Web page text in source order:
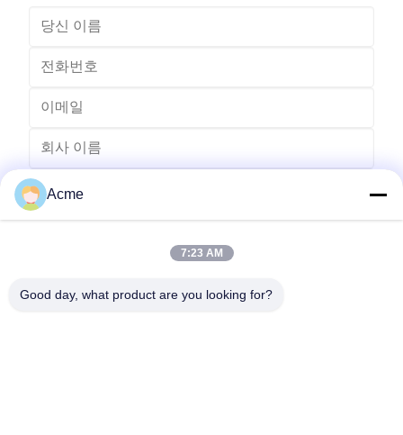
전송
Acme
7:23 AM
Good day, what product are you looking for?